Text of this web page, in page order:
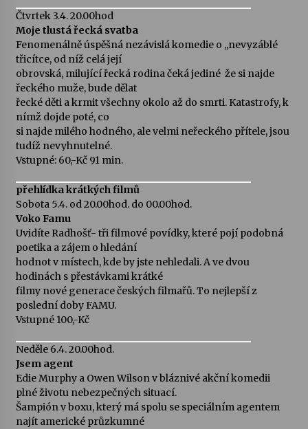
Letní koncerty ve Stromovce: Kolchoz a
Jenakaši
28. 7. 2026
Votavžatský ploty
23. 7. 2026
Letní koncerty ve Stromovce: Rufus Miller
22. 7. 2026
Vysočinka
17. 7. 2026
Ozvěny prázdnin
14. 7. 2026
13. 7. 2026
Varhanní recitál Michala Novenka v Klášteře
Želiv
3. 7. 2026
Čtvrtek 3.4. 20.00hod
Moje tlustá řecká svatba
Fenomenálně úspěšná nezávislá komedie o ,,nevyzáblé
třicítce, od níž celá její
obrovská, milující řecká rodina čeká jediné  že si najde
řeckého muže, bude dělat
řecké děti a krmit všechny okolo až do smrti. Katastrofy, k
nímž dojde poté, co
si najde milého hodného, ale velmi neřeckého přítele, jsou
tudíž nevyhnutelné.
Vstupné: 60,-Kč 91 min.
přehlídka krátkých filmů
Sobota 5.4. od 20.00hod. do 00.00hod.
Voko Famu
Uvidíte Radhošť- tři filmové povídky, které pojí podobná
poetika a zájem o hledání
hodnot v místech, kde by jste nehledali. A ve dvou
hodinách s přestávkami krátké
filmy nové generace českých filmařů. To nejlepší z
poslední doby FAMU.
Vstupné 100,-Kč
Neděle 6.4. 20.00hod.
Jsem agent
Edie Murphy a Owen Wilson v bláznivé akční komedii
plné životu nebezpečných situací.
Šampión v boxu, který má spolu se speciálním agentem
najít americké průzkumné